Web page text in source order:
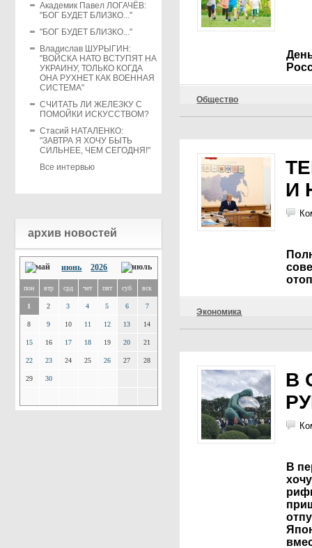
Академик Павел ЛОГАЧЁВ:
"БОГ БУДЕТ БЛИЗКО..."
"БОГ БУДЕТ БЛИЗКО..."
Владислав ШУРЫГИН:
"ВОЙСКА НАТО ВСТУПЯТ НА
УКРАИНУ, ТОЛЬКО КОГДА
ОНА РУХНЕТ КАК ВОЕННАЯ
СИСТЕМА"
СЧИТАТЬ ЛИ ЖЕЛЕЗКУ С
ПОМОЙКИ ИСКУССТВОМ?
Стасий НАТАЛЕНКО:
"ЗАВТРА Я ХОЧУ БЫТЬ
СИЛЬНЕЕ, ЧЕМ СЕГОДНЯ!"
Все интервью
архив новостей
июнь 2026
пон втр срд чет пят суб вск
1 2 3 4 5 6 7
8 9 10 11 12 13 14
15 16 17 18 19 20 21
22 23 24 25 26 27 28
29 30
Общество
И
Экономика
В
В